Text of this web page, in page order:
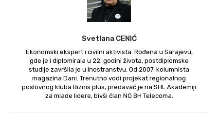
Svetlana CENIĆ
Ekonomski ekspert i civilni aktivista. Rođena u Sarajevu,
gde je i diplomirala u 22. godini života, postdiplomske
studije završila je u inostranstvu. Od 2007. kolumnista
magazina Dani. Trenutno vodi projekat regionalnog
poslovnog kluba Biznis plus, predavač je na SHL Akademiji
za mlade lidere, bivši član NO BH Telecoma.